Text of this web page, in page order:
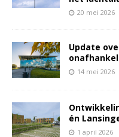
20 mei 2026
Update
14 mei 2026
én
1 april 2026